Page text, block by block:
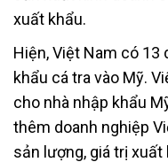
xuất khẩu.
Hiện, Việt Nam có 13
khẩu cá tra vào Mỹ.
cho nhà nhập khẩu
thêm doanh nghiệp
sản lượng, giá trị